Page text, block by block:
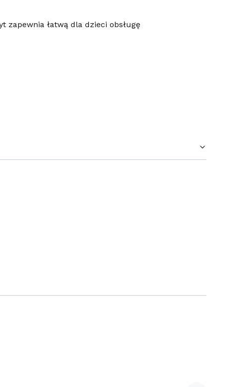
zapewnia łatwą dla dzieci obsługę